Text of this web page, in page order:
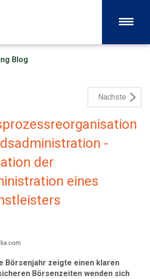
Blog
Nächste
-
der
eines
Börsenjahr zeigte einen klaren
Börsenzeiten wenden sich